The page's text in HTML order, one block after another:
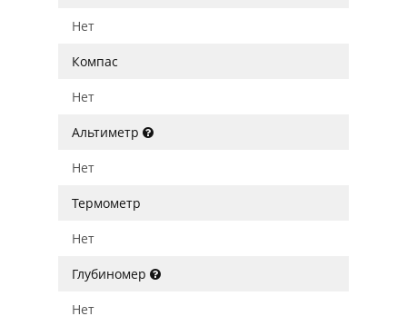
Нет
Компас
Нет
Альтиметр
Нет
Термометр
Нет
Глубиномер
Нет